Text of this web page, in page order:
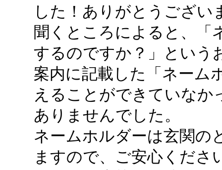
した！ありがとうござ
聞くところによると、「
するのですか？」という
案内に記載した「ネーム
えることができていなか
ありませんでした。
ネームホルダーは玄関の
ますので、ご安心くださ